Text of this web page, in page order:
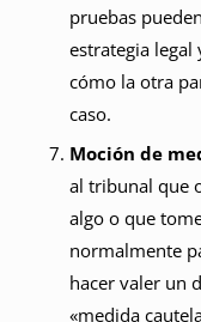
pruebas
estrategia
cómo la otra
caso.
Moción de
al tribunal que
algo o que
normalmente
hacer valer un
«medida